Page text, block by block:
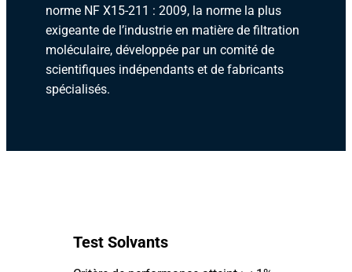
norme NF X15-211 : 2009, la norme la plus
exigeante de l’industrie en matière de filtration
moléculaire, développée par un comité de
scientifiques indépendants et de fabricants
spécialisés.
Test Solvants